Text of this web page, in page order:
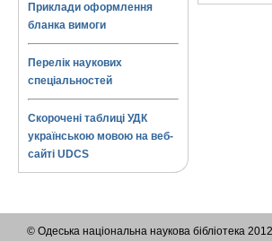
Приклади оформлення
бланка вимоги
Перелік наукових
спеціальностей
Скорочені таблиці УДК
українською мовою на веб-
сайті UDCS
© Одеська національна наукова бібліотека